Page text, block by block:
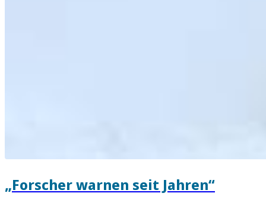
„Forscher warnen seit Jahren“